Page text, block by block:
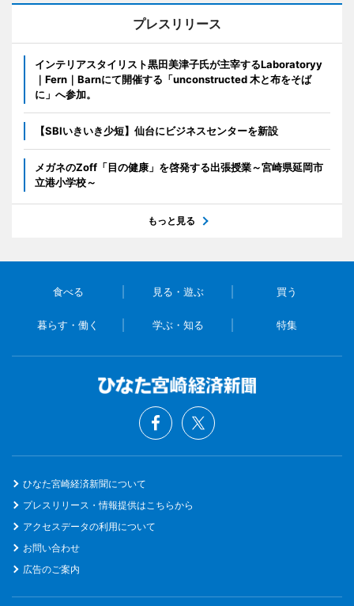
プレスリリース
インテリアスタイリスト黒田美津子氏が主宰するLaboratoryy
｜Fern｜Barnにて開催する「unconstructed 木と布をそば
に」へ参加。
【SBIいきいき少短】仙台にビジネスセンターを新設
メガネのZoff「目の健康」を啓発する出張授業～宮崎県延岡市
立港小学校～
もっと見る
食べる 見る・遊ぶ 買う
暮らす・働く 学ぶ・知る 特集
ひなた宮崎経済新聞について
プレスリリース・情報提供はこちらから
アクセスデータの利用について
お問い合わせ
広告のご案内